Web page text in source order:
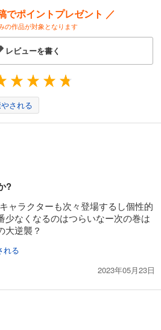
でポイントプレゼント ／
の作品が対象となります
レビューを書く
される
?
ャラクターも次々登場するし個性的
少なくなるのはつらいなー次の巻は
大逆襲？
れる
2023年05月23日